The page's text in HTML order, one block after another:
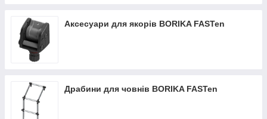
Аксесуари для якорів BORIKA FASTen
Драбини для човнів BORIKA FASTen